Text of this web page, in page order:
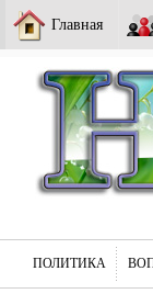
Главная
ПОЛИТИКА